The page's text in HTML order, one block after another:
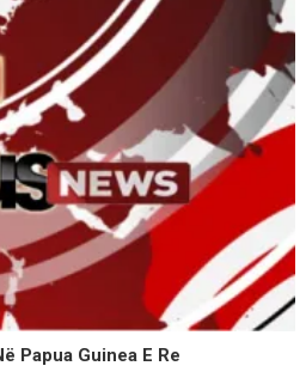
Papua Guinea E Re